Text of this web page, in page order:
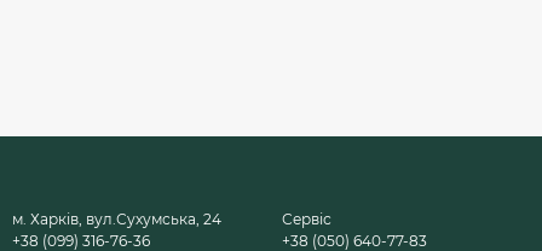
м. Харків, вул.Сухумська, 24
+38 (099) 316-76-36
Сервіс
+38 (050) 640-77-83